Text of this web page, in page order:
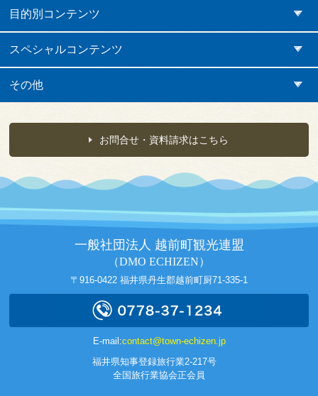
目的別コンテンツ
スペシャルコンテンツ
その他
お問合せ・資料請求はこちら
一般社団法人 越前町観光連盟
（DMO ECHIZEN）
〒916-0422 福井県丹生郡越前町厨71-335-1
E-mail:contact@town-echizen.jp
福井県知事登録旅行業2-217号
全国旅行業協会正会員